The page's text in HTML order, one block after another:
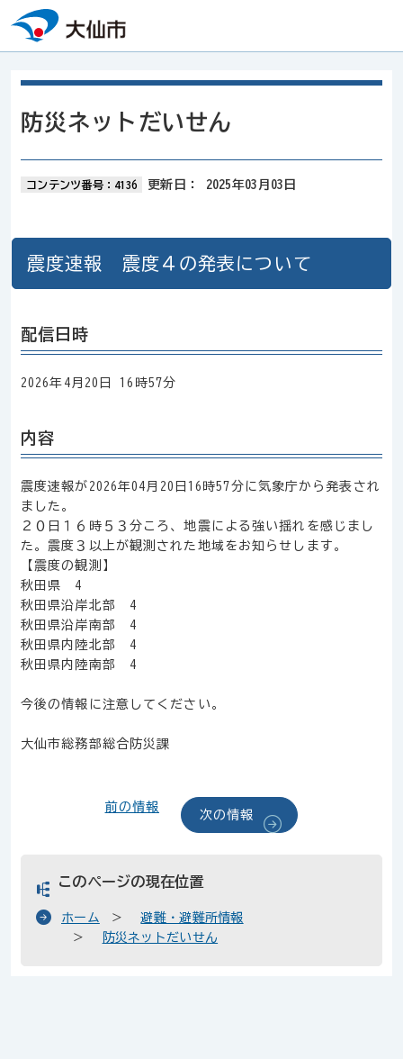
本文へスキップ
防災ネットだいせん
コンテンツ番号：4136 更新日： 2025年03月03日
震度速報 震度４の発表について
配信日時
2026年4月20日 16時57分
内容
震度速報が2026年04月20日16時57分に気象庁から発表され
ました。
２０日１６時５３分ころ、地震による強い揺れを感じまし
た。震度３以上が観測された地域をお知らせします。
【震度の観測】
秋田県 4
秋田県沿岸北部 4
秋田県沿岸南部 4
秋田県内陸北部 4
秋田県内陸南部 4
今後の情報に注意してください。
大仙市総務部総合防災課
前の情報
次の情報
このページの現在位置
ホーム
避難・避難所情報
防災ネットだいせん